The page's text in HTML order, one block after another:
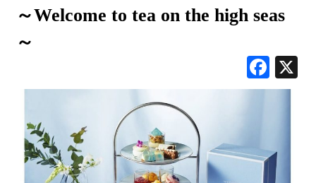
～Welcome to tea on the high seas
～